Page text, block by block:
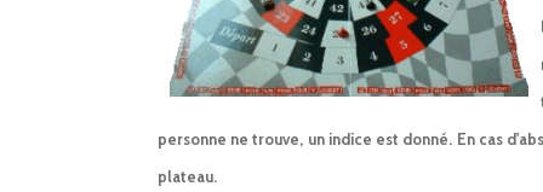
personne ne trouve, un indice est donné. En cas
plateau.